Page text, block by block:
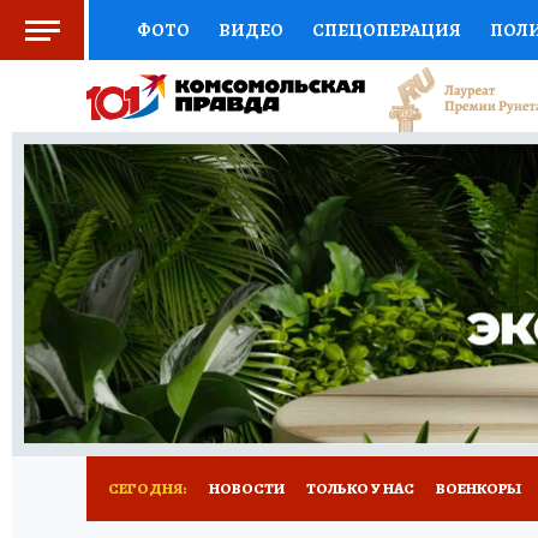
ФОТО ВИДЕО СПЕЦОПЕРАЦИЯ
СОЦПОДДЕРЖКА НАУКА СПОРТ
ВЫБОР ЭКСПЕРТОВ ДОКТОР
КНИЖНАЯ ПОЛКА ПРОГНОЗЫ НА СПОРТ
ПРЕСС-ЦЕНТР НЕДВИЖИМОСТЬ
РАДИО КП РЕКЛАМА ТЕСТЫ НОВОЕ
СЕГОДНЯ: НОВОСТИ ТОЛЬКО У НАС ВОЕНКОРЫ